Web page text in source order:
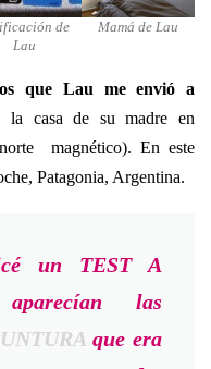
de
Lau
Mamá de Lau
que Lau me envió a
casa de su madre en
magnético). En este
Patagonia, Argentina.
un TEST A
las
que era